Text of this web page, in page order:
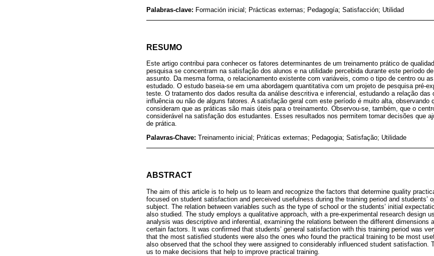
Palabras-clave: Formación inicial; Prácticas externas; Pedagogía; Satisfacción; Utilidad
RESUMO
Este artigo contribui para conhecer os fatores determinantes de um treinamento prático de
pesquisa se concentram na satisfação dos alunos e na utilidade percebida durante este período
assunto. Da mesma forma, o relacionamento existente com variáveis, como o tipo de centro ou
estudado. O estudo baseia-se em uma abordagem quantitativa com um projeto de pesquisa pré-
teste. O tratamento dos dados resulta da análise descritiva e inferencial, estudando a relação das
influência ou não de alguns fatores. A satisfação geral com este período é muito alta, observando
consideram que as práticas são mais úteis para o treinamento. Observou-se, também, que o
considerável na satisfação dos estudantes. Esses resultados nos permitem tomar decisões que
de prática.
Palavras-Chave: Treinamento inicial; Práticas externas; Pedagogia; Satisfação; Utilidade
ABSTRACT
The aim of this article is to help us to learn and recognize the factors that determine quality
focused on student satisfaction and perceived usefulness during the training period and students’
subject. The relation between variables such as the type of school or the students’ initial
also studied. The study employs a qualitative approach, with a pre-experimental research design
analysis was descriptive and inferential, examining the relations between the different dimensions
certain factors. It was confirmed that students’ general satisfaction with this training period was
that the most satisfied students were also the ones who found the practical training to be most
also observed that the school they were assigned to considerably influenced student satisfaction.
us to make decisions that help to improve practical training.